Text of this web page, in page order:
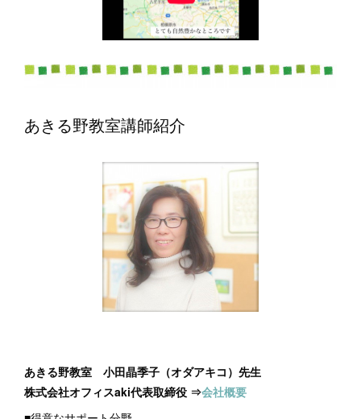
あきる野教室講師紹介
あきる野教室 小田晶季子（オダアキコ）先生
株式会社オフィスaki代表取締役 ⇒会社概要